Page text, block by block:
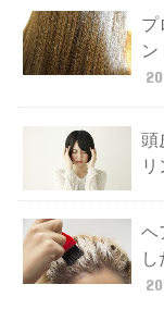
プ
ン
頭
リ
ヘ